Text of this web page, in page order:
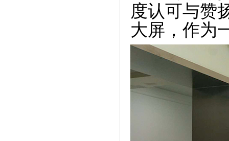
度认可与赞
大屏，作为